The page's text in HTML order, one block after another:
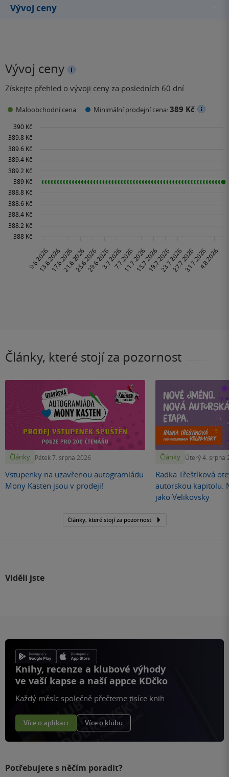
Vývoj ceny
Vývoj ceny
Získejte přehled o vývoji ceny za posledních 60 dní.
Maloobchodní cena Minimální prodejní cena:389 Kč
Články, které stojí za pozornost
Články Pátek 7. srpna 2026
Vstupenky na uzavřenou autogramiádu
Mony Kasten jsou v prodeji!
Články Úterý 4. srpna
Radka Třeštíková
autorskou kapitolu.
jako Velikovsky
Články, které stojí za pozornost
Viděli jste
Knihy, recenze a klubové výhody
ve vaší kapse a naší appce KDčko
Každý měsíc společně přečteme tisíce knih
Více o aplikaci Více o klubu
Potřebujete s něčím poradit?